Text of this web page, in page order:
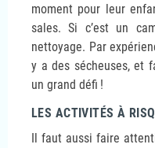
moment pour leur
sales. Si c’est un
nettoyage. Par
y a des sécheuses, et
un grand défi !
LES ACTIVITÉS À
Il faut aussi faire